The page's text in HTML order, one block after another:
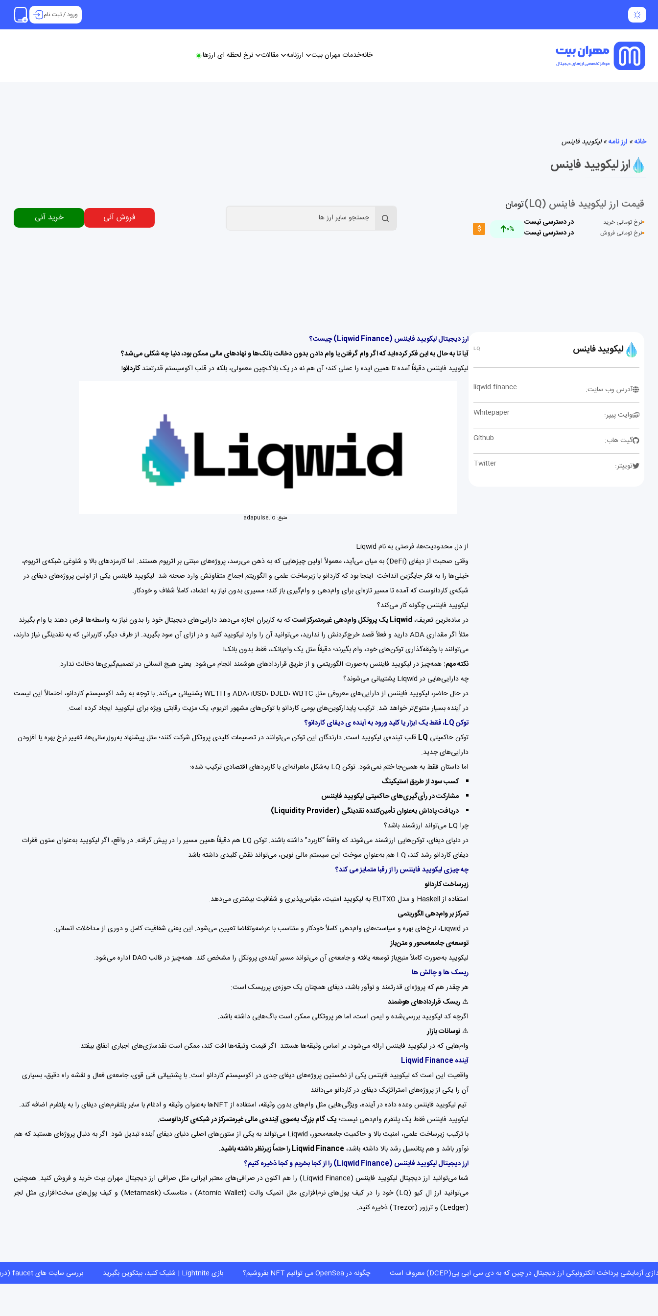
ورود/ثبت نام
خانهخدمات مهران بیت ارزنامه مقالات نرخ لحظه ای ارزها
خانه» ارز نامه»لیکویید فاینس
ارز لیکویید فاینس
قیمت ارز لیکویید فاینس (LQ)
نرخ تومانی خرید در دسترسی نیست
نرخ تومانی فروش در دسترسی نیست
تومان
0%
$
فروش آنی خرید آنی
لیکویید فاینس LQ
آدرس وب سایت: liqwid.finance
وایت پیپر: Whitepaper
گیت هاب: Github
توییتر: Twitter
ارز دیجیتال لیکویید فایننس (Liqwid Finance) چیست؟
آیا تا به حال به این فکر کرده‌اید که اگر وام گرفتن یا وام دادن بدون دخالت بانک‌ها و نهادهای مالی ممکن بود، دنیا چه شکلی می‌شد؟
لیکویید فایننس دقیقاً آمده تا همین ایده را عملی کند؛ آن هم نه در یک بلاک‌چین معمولی، بلکه در قلب اکوسیستم قدرتمندکاردانو!
منبع: adapulse.io
از دل محدودیت‌ها، فرصتی به نام Liqwid
وقتی صحبت از دیفای (DeFi) به میان می‌آید، معمولاً اولین چیزهایی که به ذهن می‌رسد، پروژه‌های مبتنی بر اتریوم هستند. اما کارمزدهای بالا و شلوغی شبکه‌ی اتریوم،
خیلی‌ها را به فکر جایگزین انداخت. اینجا بود که کاردانو با زیرساخت علمی و الگوریتم اجماع متفاوتش وارد صحنه شد. لیکویید فایننس یکی از اولین پروژه‌های دیفای در
شبکه‌ی کاردانوست که آمده تا مسیر تازه‌ای برای وام‌دهی و وام‌گیری باز کند؛ مسیری بدون نیاز به اعتماد، کاملاً شفاف و خودکار.
لیکویید فایننس چگونه کار می‌کند؟
در ساده‌ترین تعریف،Liqwid یک پروتکل وام‌دهی غیرمتمرکز است
که به کاربران اجازه می‌دهد دارایی‌های دیجیتال خود را بدون نیاز به واسطه‌ها قرض دهند یا وام بگیرند.
مثلاً اگر مقداری ADA دارید و فعلاً قصد خرج‌کردنش را ندارید، می‌توانید آن را وارد لیکویید کنید و در ازای آن سود بگیرید. از طرف دیگر، کاربرانی که به نقدینگی نیاز دارند،
می‌توانند با وثیقه‌گذاری توکن‌های خود، وام بگیرند؛ دقیقاً مثل یک وام‌بانک، فقط بدون بانک!
نکته مهم: همه‌چیز در لیکویید فایننس به‌صورت الگوریتمی و از طریق قراردادهای هوشمند انجام می‌شود. یعنی هیچ انسانی در تصمیم‌گیری‌ها دخالت ندارد.
چه دارایی‌هایی در Liqwid پشتیبانی می‌شوند؟
در حال حاضر، لیکویید فایننس از دارایی‌های معروفی مثل ADA، iUSD، DJED، WBTC و WETH پشتیبانی می‌کند. با توجه به رشد اکوسیستم کاردانو، احتمالاً این لیست
در آینده بسیار متنوع‌تر خواهد شد. ترکیب پایدار‌کوین‌های بومی کاردانو با توکن‌های مشهور اتریوم، یک مزیت رقابتی ویژه برای لیکویید ایجاد کرده است.
توکن LQ، فقط یک ابزار یا کلید ورود به آینده ی دیفای کاردانو؟
توکن حاکمیتی LQ قلب تپنده‌ی لیکویید است. دارندگان این توکن می‌توانند در تصمیمات کلیدی پروتکل شرکت کنند؛ مثل پیشنهاد به‌روزرسانی‌ها، تغییر نرخ بهره یا افزودن
دارایی‌های جدید.
اما داستان فقط به همین‌جا ختم نمی‌شود. توکن LQ به‌شکل ماهرانه‌ای با کاربردهای اقتصادی ترکیب شده:
کسب سود از طریق استیکینگ
مشارکت در رأی‌گیری‌های حاکمیتی لیکویید فایننس
دریافت پاداش به‌عنوان تأمین‌کننده نقدینگی (Liquidity Provider)
چرا LQ می‌تواند ارزشمند باشد؟
در دنیای دیفای، توکن‌هایی ارزشمند می‌شوند که واقعاً “کاربرد” داشته باشند. توکن LQ هم دقیقاً همین مسیر را در پیش گرفته. در واقع، اگر لیکویید به‌عنوان ستون فقرات
دیفای کاردانو رشد کند، LQ هم به‌عنوان سوخت این سیستم مالی نوین، می‌تواند نقش کلیدی داشته باشد.
چه چیزی لیکویید فایننس را از رقبا متمایز می کند؟
زیرساخت کاردانو
استفاده از Haskell و مدل EUTXO به لیکویید امنیت، مقیاس‌پذیری و شفافیت بیشتری می‌دهد.
تمرکز بر وام‌دهی الگوریتمی
در Liqwid، نرخ‌های بهره و سیاست‌های وام‌دهی کاملاً خودکار و متناسب با عرضه‌وتقاضا تعیین می‌شود. این یعنی شفافیت کامل و دوری از مداخلات انسانی.
توسعه‌ی جامعه‌محور و متن‌باز
لیکویید به‌صورت کاملاً منبع‌باز توسعه یافته و جامعه‌ی آن می‌تواند مسیر آینده‌ی پروتکل را مشخص کند. همه‌چیز در قالب DAO اداره می‌شود.
ریسک ها و چالش ها
هر چقدر هم که پروژه‌ای قدرتمند و نوآور باشد، دیفای همچنان یک حوزه‌ی پرریسک است:
⚠️ ریسک قراردادهای هوشمند
اگرچه کد لیکویید بررسی‌شده و ایمن است، اما هر پروتکلی ممکن است باگ‌هایی داشته باشد.
⚠️ نوسانات بازار
وام‌هایی که در لیکویید فایننس ارائه می‌شود، بر اساس وثیقه‌ها هستند. اگر قیمت وثیقه‌ها افت کند، ممکن است نقد‌سازی‌های اجباری اتفاق بیفتد.
آینده Liqwid Finance
واقعیت این است که لیکویید فایننس یکی از نخستین پروژه‌های دیفای جدی در اکوسیستم کاردانو است. با پشتیبانی فنی قوی، جامعه‌ی فعال و نقشه راه دقیق، بسیاری
آن را یکی از پروژه‌های استراتژیک دیفای در کاردانو می‌دانند.
تیم لیکویید فایننس وعده داده در آینده، ویژگی‌هایی مثل وام‌های بدون وثیقه، استفاده از NFTها به‌عنوان وثیقه و ادغام با سایر پلتفرم‌های دیفای را به پلتفرم اضافه کند.
لیکویید فایننس فقط یک پلتفرم وام‌دهی نیست؛ یک گام بزرگ به‌سوی آینده‌ی مالی غیرمتمرکز در شبکه‌ی کاردانوست.
با ترکیب زیرساخت علمی، امنیت بالا و حاکمیت جامعه‌محور، Liqwid می‌تواند به یکی از ستون‌های اصلی دنیای دیفای آینده تبدیل شود. اگر به دنبال پروژه‌ای هستید که هم
نوآور باشد و هم پتانسیل رشد بالا داشته باشد، Liqwid Finance را حتماً زیرنظر داشته باشید.
ارز دیجیتال لیکویید فایننس (Liqwid Finance)
را از کجا بخریم و کجا ذخیره کنیم؟
شما می‌توانید ارز دیجیتال لیکویید فایننس (Liqwid Finance) را هم اکنون در صرافی‌های معتبر ایرانی مثل
صرافی ارز دیجیتال مهران بیتخرید و فروش کنید. همچنین
می‌توانید ارز ال کیو (LQ) خود را در کیف پول‌های نرم‌افزاری مثل اتمیک والت (Atomic Wallet) ،
متامسک (Metamask) و کیف پول‌های سخت‌افزاری مثل لجر
(Ledger) و ترزور (Trezor) ذخیره کنید.
راه‌اندازی آزمایشی پرداخت الکترونیکی ارز دیجیتال در چین که به دی سی ایی پی(DCEP) معروف است چگونه در OpenSea می توانیم NFT بفروشیم؟ بازی Lightnite | شلیک کنید، بیتکوین بگیرید بررسی سایت های faucet (دریافت ارز دیجیتال رایگان)